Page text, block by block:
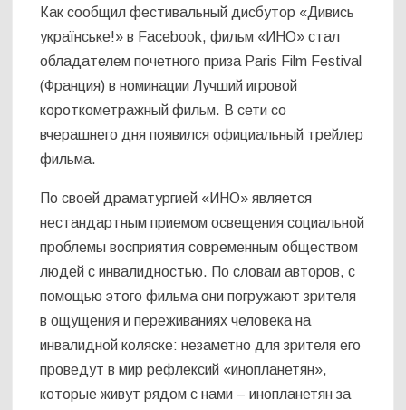
Как сообщил фестивальный дисбутор «Дивись
українське!» в Facebook, фильм «ИНО» стал
обладателем почетного приза Paris Film Festival
(Франция) в номинации Лучший игровой
короткометражный фильм. В сети со
вчерашнего дня появился официальный трейлер
фильма.
По своей драматургией «ИНО» является
нестандартным приемом освещения социальной
проблемы восприятия современным обществом
людей с инвалидностью. По словам авторов, с
помощью этого фильма они погружают зрителя
в ощущения и переживаниях человека на
инвалидной коляске: незаметно для зрителя его
проведут в мир рефлексий «инопланетян»,
которые живут рядом с нами – инопланетян за